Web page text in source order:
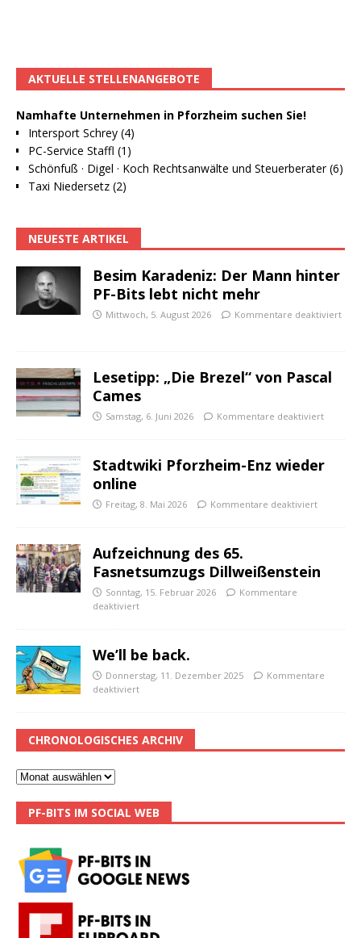
AKTUELLE STELLENANGEBOTE
Namhafte Unternehmen in Pforzheim suchen Sie!
Intersport Schrey (4)
PC-Service Staffl (1)
Schönfuß · Digel · Koch Rechtsanwälte und Steuerberater (6)
Taxi Niedersetz (2)
NEUESTE ARTIKEL
Besim Karadeniz: Der Mann hinter
PF-Bits lebt nicht mehr
Mittwoch, 5. August 2026 Kommentare deaktiviert
Lesetipp: „Die Brezel“ von Pascal
Cames
Samstag, 6. Juni 2026 Kommentare deaktiviert
Stadtwiki Pforzheim-Enz wieder
online
Freitag, 8. Mai 2026 Kommentare deaktiviert
Aufzeichnung des 65.
Fasnetsumzugs Dillweißenstein
Sonntag, 15. Februar 2026
Kommentare
deaktiviert
We’ll be back.
Donnerstag, 11. Dezember 2025
Kommentare
deaktiviert
CHRONOLOGISCHES ARCHIV
PF-BITS IM SOCIAL WEB